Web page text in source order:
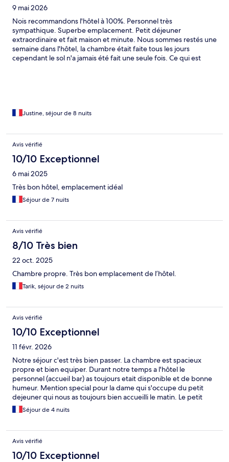
9 mai 2026
Nois recommandons l'hôtel à 100%. Personnel très
sympathique. Superbe emplacement. Petit déjeuner
extraordinaire et fait maison et minute. Nous sommes restés une
semaine dans l'hôtel, la chambre était faite tous les jours
cependant le sol n'a jamais été fait une seule fois. Ce qui est
Justine, séjour de 8 nuits
Avis vérifié
10/10 Exceptionnel
6 mai 2025
Très bon hôtel, emplacement idéal
Séjour de 7 nuits
Avis vérifié
8/10 Très bien
22 oct. 2025
Chambre propre. Très bon emplacement de l’hôtel.
Tarik, séjour de 2 nuits
Avis vérifié
10/10 Exceptionnel
11 févr. 2026
Notre séjour c'est très bien passer. La chambre est spacieux
propre et bien equiper. Durant notre temps a l'hôtel le
personnel (accueil bar) as toujours etait disponible et de bonne
humeur. Mention special pour la dame qui s'occupe du petit
dejeuner qui nous as toujours bien accueilli le matin. Le petit
dejeuner est très complet et bon. La dame de l'acceuil nous as
bien aider pour reserver un restaurant je la remercie encore.
Séjour de 4 nuits
Avis vérifié
10/10 Exceptionnel